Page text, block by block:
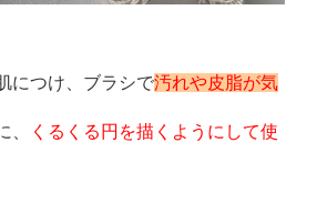
につけ、ブラシで汚れや皮脂が気
、 くるくる円を描くようにして使